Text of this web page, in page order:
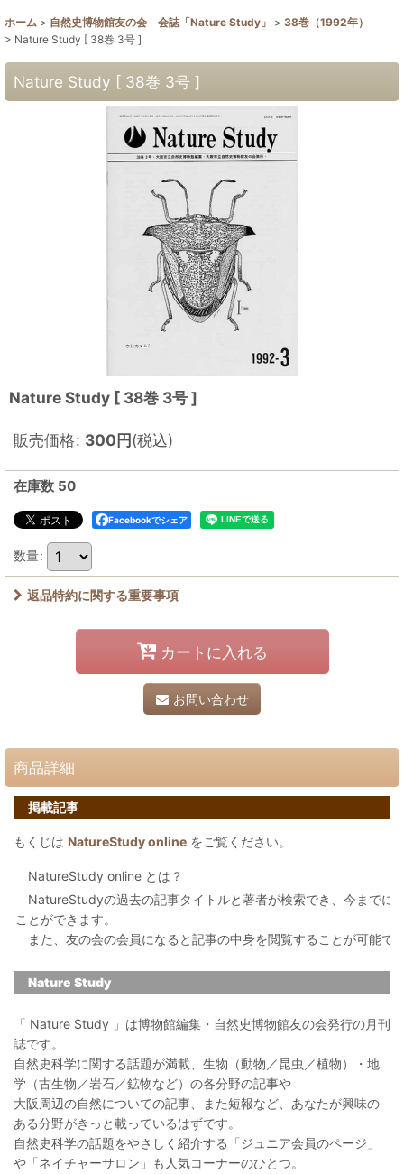
ホーム > 自然史博物館友の会 会誌「Nature Study」 > 38巻（1992年）
> Nature Study [ 38巻 3号 ]
Nature Study [ 38巻 3号 ]
Nature Study [ 38巻 3号 ]
販売価格: 300円(税込)
在庫数 50
Facebookでシェア
数量:
返品特約に関する重要事項
カートに入れる
お問い合わせ
商品詳細
掲載記事
もくじは NatureStudy online をご覧ください。
NatureStudy online とは？
NatureStudyの過去の記事タイトルと著者が検索でき、今までに
ことができます。
また、友の会の会員になると記事の中身を閲覧することが可能で
Nature Study
「 Nature Study 」は博物館編集・自然史博物館友の会発行の月刊
誌です。
自然史科学に関する話題が満載、生物（動物／昆虫／植物）・地
学（古生物／岩石／鉱物など）の各分野の記事や
大阪周辺の自然についての記事、また短報など、あなたが興味の
ある分野がきっと載っているはずです。
自然史科学の話題をやさしく紹介する「ジュニア会員のページ」
や「ネイチャーサロン」も人気コーナーのひとつ。